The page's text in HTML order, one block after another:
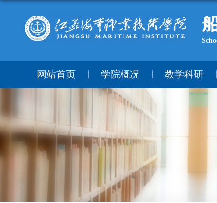
网站首页 学院概况 教学科研